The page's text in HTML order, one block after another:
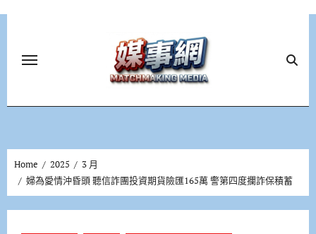
Home 2025
3 月
婦為愛情沖昏頭 聽信詐團投資期貨險匯165萬 警第四度攔詐保積蓄